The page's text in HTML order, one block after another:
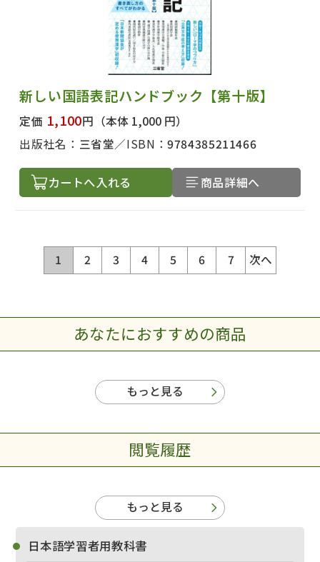
新しい国語表記ハンドブック【第十版】
定価 1,100円 （本体 1,000 円）
出版社名： 三省堂 ISBN：9784385211466
カートへ入れる 商品詳細へ
1 2 3 4 5 6 7 次へ
あなたにおすすめの商品
もっと見る
閲覧履歴
もっと見る
日本語学習者用教科書